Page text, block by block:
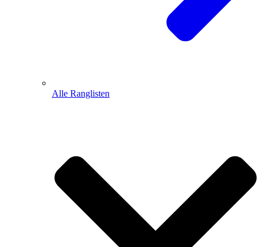
Alle Ranglisten